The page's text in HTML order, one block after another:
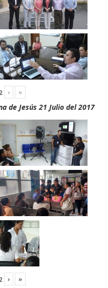
› »
de Jesús 21 Julio del 2017
› »